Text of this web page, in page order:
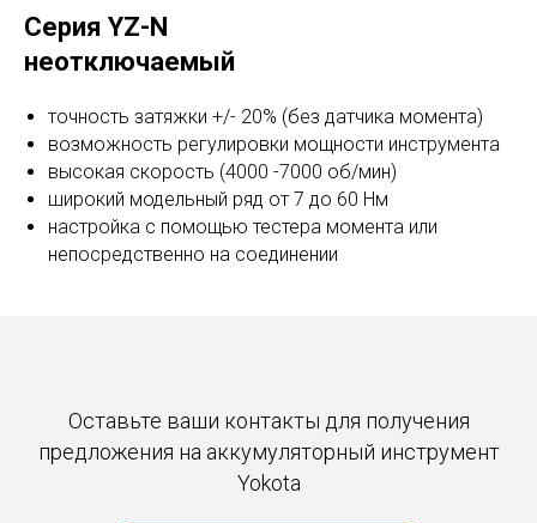
Серия YZ-N
неотключаемый
точность затяжки +/- 20% (без датчика момента)
возможность регулировки мощности инструмента
высокая скорость (4000 -7000 об/мин)
широкий модельный ряд от 7 до 60 Нм
настройка с помощью тестера момента или
непосредственно на соединении
Оставьте ваши контакты для получения
предложения на аккумуляторный инструмент
Yokota